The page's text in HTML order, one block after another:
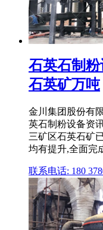
石英石制
石英矿万吨
金川集团股份有
英石制粉设备资
三矿区石英石矿
均有提升,全面完
联系电话: 180